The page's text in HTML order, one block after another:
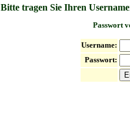
Bitte tragen Sie Ihren
Passwort
Username:
Passwort: